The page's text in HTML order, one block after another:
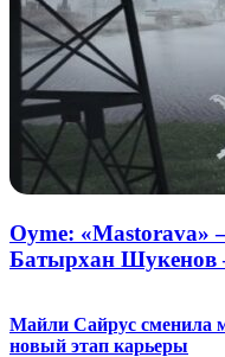
Oyme: «Mastorava»
Батырхан Шукенов
Майли Сайрус сменила
новый этап карьеры